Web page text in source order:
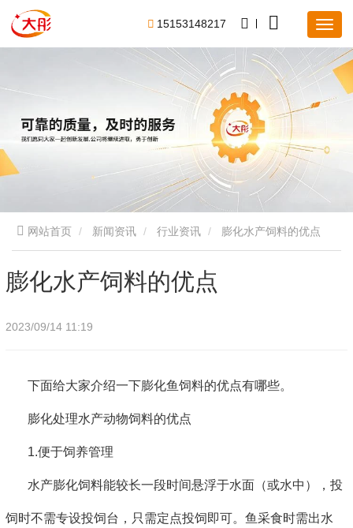
15153148217
网站首页 新闻资讯 行业资讯 膨化水产饲料的优点
膨化水产饲料的优点
2023/09/14 11:19
下面给大家介绍一下膨化鱼饲料的优点有哪些。
膨化处理水产动物饲料的优点
1.便于饲养管理
水产膨化饲料能较长一段时间悬浮于水面（或水中），投
饲时不需专设投饲台，只需定点投饲即可。鱼采食时需出水